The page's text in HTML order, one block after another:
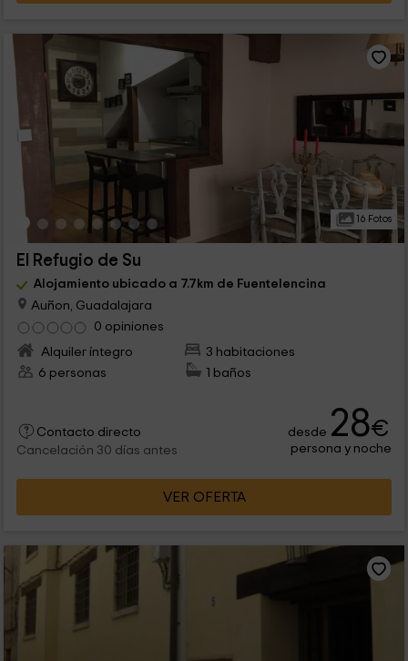
16 Fotos
El Refugio de Su
Alojamiento ubicado a 7.7km de Fuentelencina
Auñon, Guadalajara
0 opiniones
Alquiler íntegro
3 habitaciones
6 personas
1 baños
Contacto directo
Cancelación 30 días antes
desde 28€
persona y noche
VER OFERTA